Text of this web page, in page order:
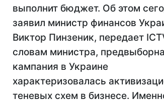
выполнит бюджет. Об этом
заявил министр финансов
Виктор Пинзеник, передает
словам министра,
кампания в Украине
характеризовалась
теневых схем в бизнесе.